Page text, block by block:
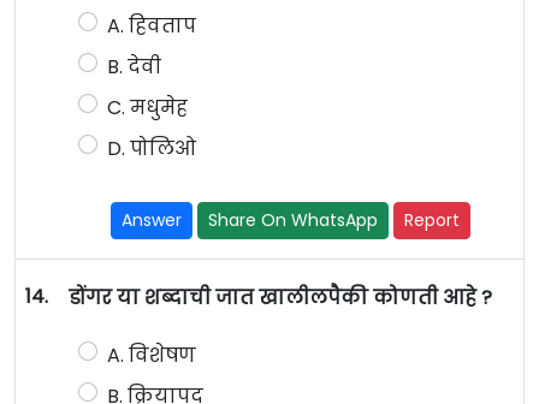
A. हिवताप
B. देवी
C. मधुमेह
D. पोलिओ
Answer Share On WhatsApp Report
14. डोंगर या शब्दाची जात खालीलपैकी कोणती आहे ?
A. विशेषण
B. क्रियापद